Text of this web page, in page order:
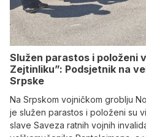
Služen parastos i položeni
Zejtinliku”: Podsjetnik na
Srpske
Na Srpskom vojničkom groblju
je služen parastos i položeni su
slave Saveza ratnih vojnih